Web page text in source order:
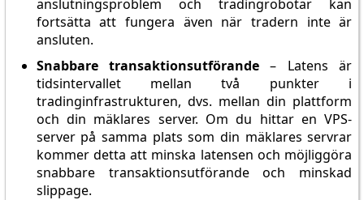
anslutningsproblem och tradingrobotar kan
fortsätta att fungera även när tradern inte är
ansluten.
Snabbare transaktionsutförande – Latens är
tidsintervallet mellan två punkter i
tradinginfrastrukturen, dvs. mellan din plattform
och din mäklares server. Om du hittar en VPS-
server på samma plats som din mäklares servrar
kommer detta att minska latensen och möjliggöra
snabbare transaktionsutförande och minskad
slippage.